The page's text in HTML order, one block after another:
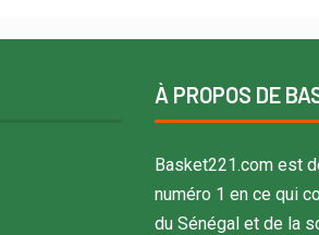
À PROPOS DE
Basket221.com est
numéro 1 en ce qui
du Sénégal et de la